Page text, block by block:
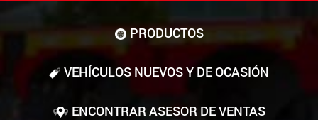
PRODUCTOS
VEHÍCULOS NUEVOS Y DE OCASIÓN
ENCONTRAR ASESOR DE VENTAS